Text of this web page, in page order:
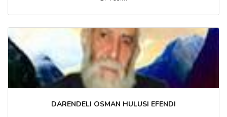
DARENDELI OSMAN HULUSI EFENDI